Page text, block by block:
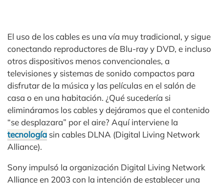
El uso de los cables es una vía muy tradicional, y sigue
conectando reproductores de Blu-ray y DVD, e incluso
otros dispositivos menos convencionales, a
televisiones y sistemas de sonido compactos para
disfrutar de la música y las películas en el salón de
casa o en una habitación. ¿Qué sucedería si
elimináramos los cables y dejáramos que el contenido
“se desplazara” por el aire? Aquí interviene la
tecnología sin cables DLNA (Digital Living Network
Alliance).
Sony impulsó la organización Digital Living Network
Alliance en 2003 con la intención de establecer una